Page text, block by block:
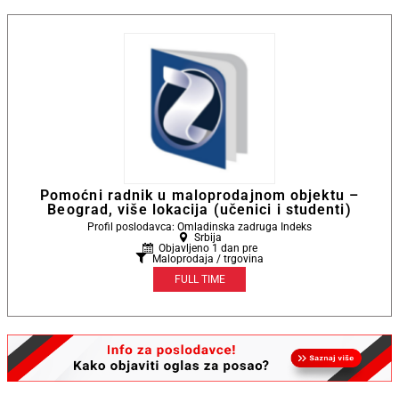
Pomoćni radnik u maloprodajnom objektu –
Beograd, više lokacija (učenici i studenti)
Profil poslodavca: Omladinska zadruga Indeks
Srbija
Objavljeno 1 dan pre
Maloprodaja / trgovina
FULL TIME